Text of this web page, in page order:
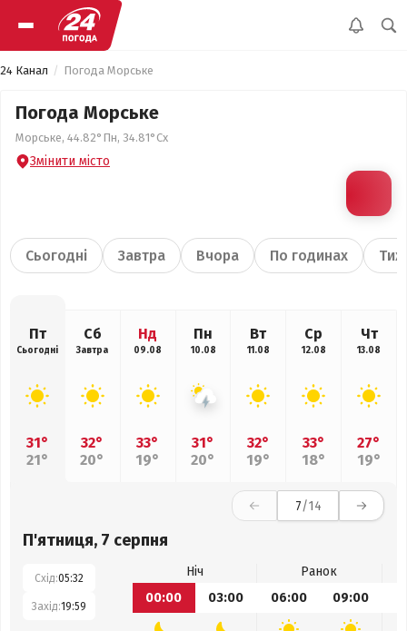
24 Канал Погода Морське
Погода Морське
Морське, 44.82°Пн, 34.81°Сх
Змінити місто
Сьогодні Завтра Вчора По годинах
Пт
Сьогодні
31°
21°
Сб
Завтра
32°
20°
Нд
09.08
33°
19°
Пн
10.08
31°
20°
Вт
11.08
32°
19°
Ср
12.08
33°
18°
Чт
13.08
27°
19°
7/14
П'ятниця, 7 серпня
Схід:05:32
Захід:19:59
Ніч
Ранок
00:00
03:00 06:00 09:00